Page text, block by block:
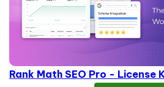
Rank Math SEO Pro - License